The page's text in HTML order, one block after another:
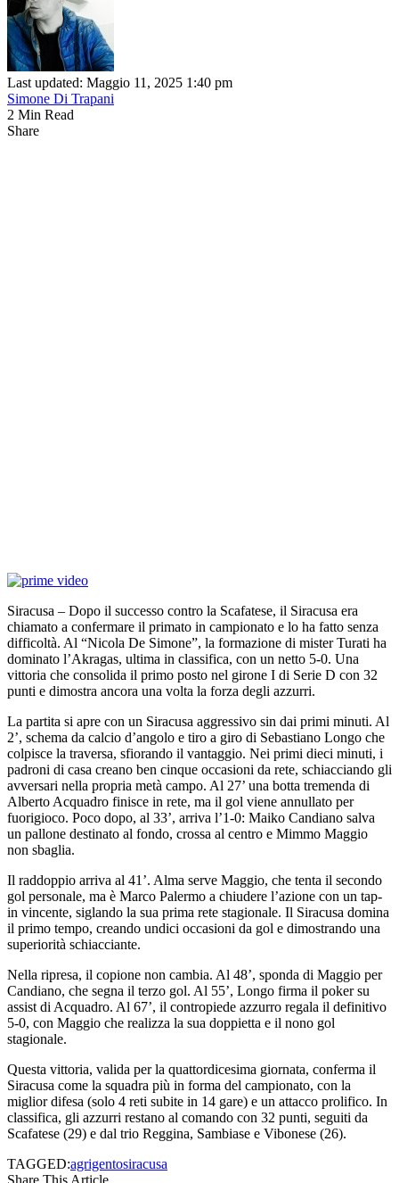
Last updated: Maggio 11, 2025 1:40 pm
Simone Di Trapani
2 Min Read
Share
Siracusa – Dopo il successo contro la Scafatese, il Siracusa era
chiamato a confermare il primato in campionato e lo ha fatto senza
difficoltà. Al “Nicola De Simone”, la formazione di mister Turati ha
dominato l’Akragas, ultima in classifica, con un netto 5-0. Una
vittoria che consolida il primo posto nel girone I di Serie D con 32
punti e dimostra ancora una volta la forza degli azzurri.
La partita si apre con un Siracusa aggressivo sin dai primi minuti. Al
2’, schema da calcio d’angolo e tiro a giro di Sebastiano Longo che
colpisce la traversa, sfiorando il vantaggio. Nei primi dieci minuti, i
padroni di casa creano ben cinque occasioni da rete, schiacciando gli
avversari nella propria metà campo. Al 27’ una botta tremenda di
Alberto Acquadro finisce in rete, ma il gol viene annullato per
fuorigioco. Poco dopo, al 33’, arriva l’1-0: Maiko Candiano salva
un pallone destinato al fondo, crossa al centro e Mimmo Maggio
non sbaglia.
Il raddoppio arriva al 41’. Alma serve Maggio, che tenta il secondo
gol personale, ma è Marco Palermo a chiudere l’azione con un tap-
in vincente, siglando la sua prima rete stagionale. Il Siracusa domina
il primo tempo, creando undici occasioni da gol e dimostrando una
superiorità schiacciante.
Nella ripresa, il copione non cambia. Al 48’, sponda di Maggio per
Candiano, che segna il terzo gol. Al 55’, Longo firma il poker su
assist di Acquadro. Al 67’, il contropiede azzurro regala il definitivo
5-0, con Maggio che realizza la sua doppietta e il nono gol
stagionale.
Questa vittoria, valida per la quattordicesima giornata, conferma il
Siracusa come la squadra più in forma del campionato, con la
miglior difesa (solo 4 reti subite in 14 gare) e un attacco prolifico. In
classifica, gli azzurri restano al comando con 32 punti, seguiti da
Scafatese (29) e dal trio Reggina, Sambiase e Vibonese (26).
TAGGED:agrigentosiracusa
Share This Article